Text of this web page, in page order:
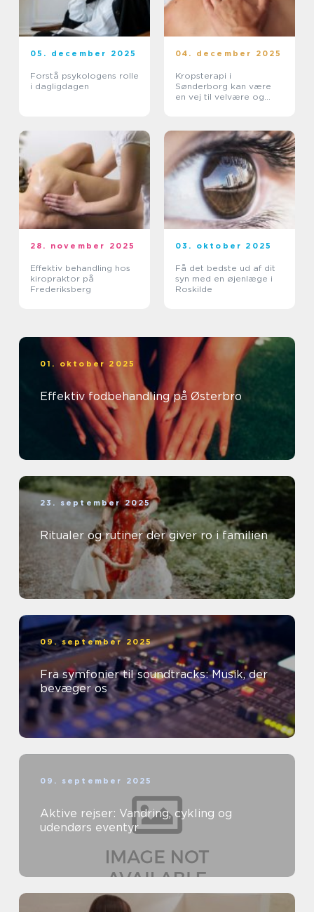
05. december 2025
Forstå psykologens rolle
i dagligdagen
04. december 2025
Kropsterapi i
Sønderborg kan være
en vej til velvære og
28. november 2025
Effektiv behandling hos
kiropraktor på
Frederiksberg
03. oktober 2025
Få det bedste ud af dit
syn med en øjenlæge i
Roskilde
01. oktober 2025
Effektiv fodbehandling på Østerbro
23. september 2025
Ritualer og rutiner der giver ro i familien
09. september 2025
Fra symfonier til soundtracks: Musik, der
bevæger os
09. september 2025
Aktive rejser: Vandring, cykling og
udendørs eventyr